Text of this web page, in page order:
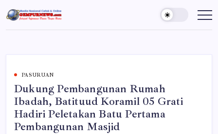
to
content
Gempur
News
Jelajah
Dunia
PASURUAN
Dukung Pembangunan Rumah
Ibadah, Batituud Koramil 05 Grati
Hadiri Peletakan Batu Pertama
Pembangunan Masjid